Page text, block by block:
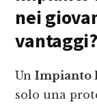
nei
vantaggi?
UnImpianto
solo una